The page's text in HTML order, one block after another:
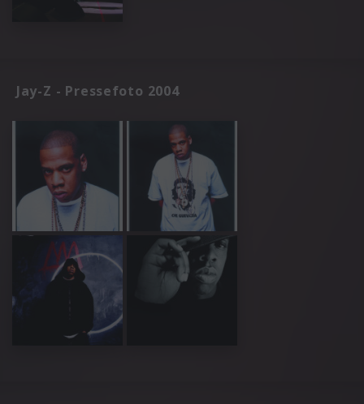
Jay-Z - Pressefoto 2004